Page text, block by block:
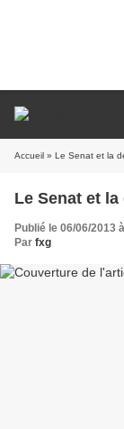
Accueil » Le Senat et la
Le Senat et
Publié le 06/06/2013
Par fxg